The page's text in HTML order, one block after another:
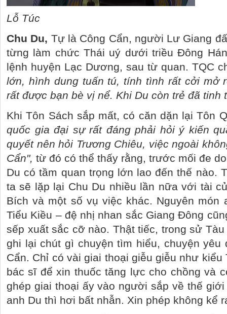
Lỗ Túc
Chu Du, Tự là Công Cẩn, người Lư Giang
từng làm chức Thái uý dưới triều Đông
lệnh huyện Lạc Dương, sau từ quan. TQC
lớn, hình dung tuấn tú, tính tình rất cởi mở
rất được bạn bè vị nể. Khi Du còn trẻ đã tinh
Khi Tôn Sách sắp mất, có căn dặn lại Tôn
quốc gia đại sự rất đáng phải hỏi ý kiến
quyết nên hỏi Trương Chiêu, việc ngoài
Cẩn", từ đó có thể thấy rằng, trước mối đe
Du có tầm quan trọng lớn lao đến thế nào.
ta sẽ lặp lại Chu Du nhiều lần nữa với tài
Bích và một số vụ việc khác. Nguyên món
Tiểu Kiều – đệ nhị nhan sắc Giang Đông
sếp xuất sắc cỡ nào. Thật tiếc, trong sử
ghi lại chút gì chuyện tìm hiểu, chuyện yêu
Cẩn. Chỉ có vài giai thoại giễu giễu như
bác sĩ để xin thuốc tăng lực cho chồng và
ghép giai thoại ấy vào người sắp về thế
anh Du thì hơi bất nhẫn. Xin phép không kể